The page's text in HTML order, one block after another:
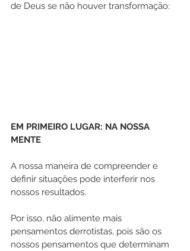
de Deus se não houver transformação:
EM PRIMEIRO LUGAR: NA NOSSA
MENTE
A nossa maneira de compreender e
definir situações pode interferir nos
nossos resultados.
Por isso, não alimente mais
pensamentos derrotistas, pois são os
nossos pensamentos que determinam